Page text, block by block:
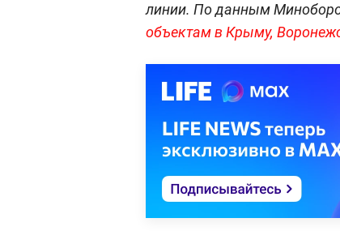
линии. По данным
объектам в Крыму,